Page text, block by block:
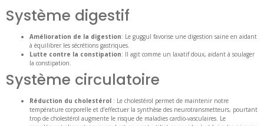
Système digestif
Amélioration de la digestion: Le guggul favorise une digestion saine en aidant
à équilibrer les sécrétions gastriques.
Lutte contre la constipation: Il agit comme un laxatif doux, aidant à soulager
la constipation.
Système circulatoire
Réduction du cholestérol : Le cholestérol permet de maintenir notre
température corporelle et d’effectuer la synthèse des neurotransmetteurs, pourtant
trop de cholestérol augmente le risque de maladies cardio-vasculaires. Le